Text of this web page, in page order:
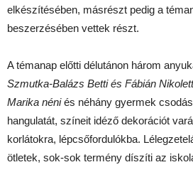
elkészítésében, másrészt pedig a
beszerzésében vettek részt.
A témanap előtti délutánon három
Szmutka-Balázs Betti és Fábián Nikolett
Marika néniés néhány gyermek
hangulatát, színeit idéző dekorációt
korlátokra, lépcsőfordulókba.
ötletek, sok-sok termény díszíti az